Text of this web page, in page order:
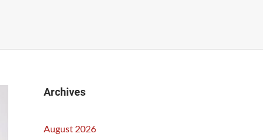
Archives
August 2026